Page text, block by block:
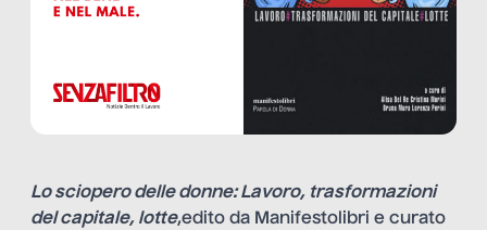
Lo sciopero delle donne: Lavoro, trasformazioni
del capitale, lotte,edito da Manifestolibri e curato